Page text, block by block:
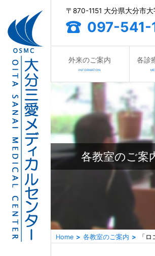
〒870-1151 大分県大分市
097-541-
外来のご案内
INFORMATION
各診
各教室のご案
Home 各教室のご案内 「